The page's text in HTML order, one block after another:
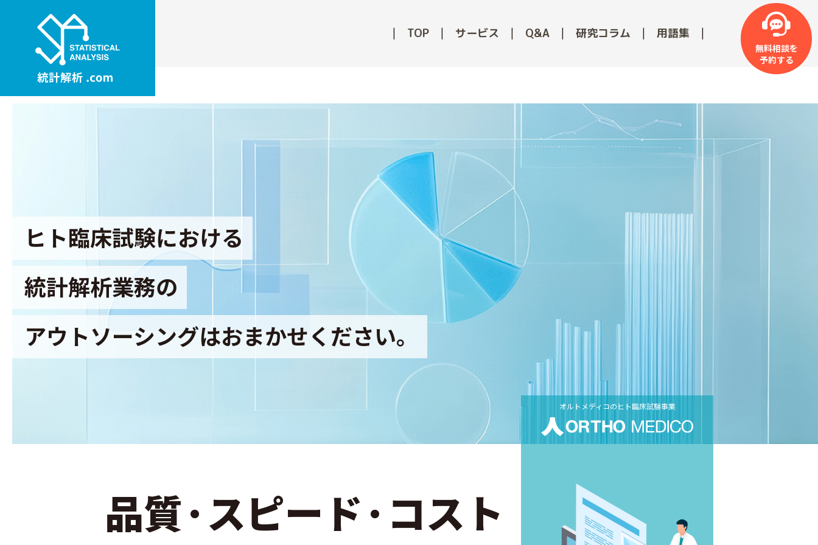
TOP サービス Q&A 研究コラム 用語集
無料相談を
予約する
ヒト臨床試験における
統計解析業務の
アウトソーシングはおまかせください。
品質·スピード·コスト
オルトメディコのヒト臨床試験事業